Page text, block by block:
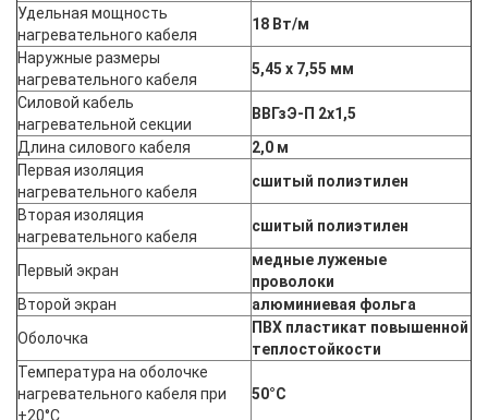
Удельная мощность
нагревательного кабеля
18 Вт/м
Наружные размеры
нагревательного кабеля
5,45 х 7,55 мм
Силовой кабель
нагревательной секции
ВВГзЭ-П 2х1,5
Длина силового кабеля
2,0 м
Первая изоляция
нагревательного кабеля
сшитый полиэтилен
Вторая изоляция
нагревательного кабеля
сшитый полиэтилен
Первый экран
медные луженые
проволоки
Второй экран
алюминиевая фольга
Оболочка
ПВХ пластикат повышенной
теплостойкости
Температура на оболочке
нагревательного кабеля при
+20°С
50°С